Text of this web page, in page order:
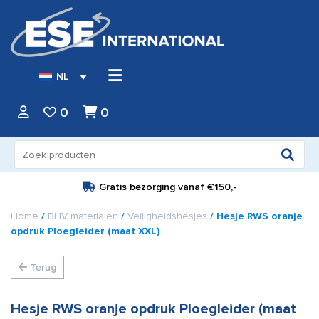
NL
0 0
naar:
Gratis bezorging vanaf €150,-
Home / BHV materialen / Veiligheidshesjes / Hesje RWS oranje
opdruk Ploegleider (maat XXL)
Terug
Hesje RWS oranje opdruk Ploegleider (maat